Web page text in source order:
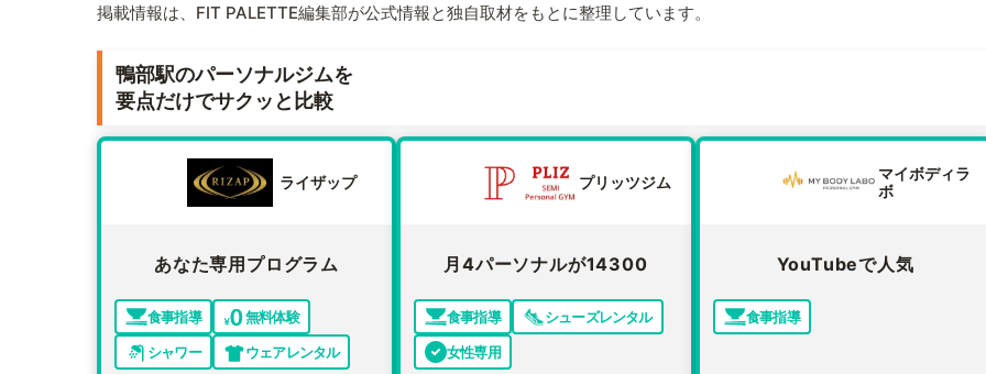
掲載情報は、FIT PALETTE編集部が公式情報と独自取材をもとに整理しています。
鴨部駅のパーソナルジムを
要点だけでサクッと比較
ライザップ
あなた専用プログラム
食事指導
無料体験
シャワー
ウェアレンタル
プリッツジム
月4パーソナルが14300
食事指導
シューズレンタル
女性専用
マイボディラ
ボ
YouTubeで人気
食事指導